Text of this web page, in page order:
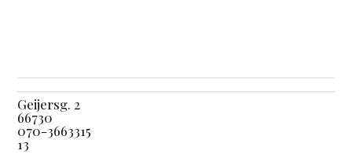
Geijersg. 2
66730
070-3663315
13